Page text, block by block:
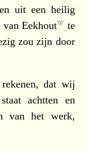
uit een heilig
vanEekhout
te
zou zijn door
dat wij
achtten en
van het werk,